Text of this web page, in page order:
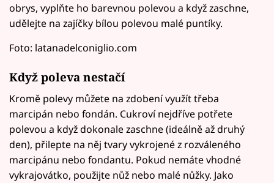
obrys, vyplňte ho barevnou polevou a když zaschne,
udělejte na zajíčky bílou polevou malé puntíky.
Foto: latanadelconiglio.com
Když poleva nestačí
Kromě polevy můžete na zdobení využít třeba
marcipán nebo fondán. Cukroví nejdříve potřete
polevou a když dokonale zaschne (ideálně až druhý
den), přilepte na něj tvary vykrojené z rozváleného
marcipánu nebo fondantu. Pokud nemáte vhodné
vykrajovátko, použijte nůž nebo malé nůžky. Jako